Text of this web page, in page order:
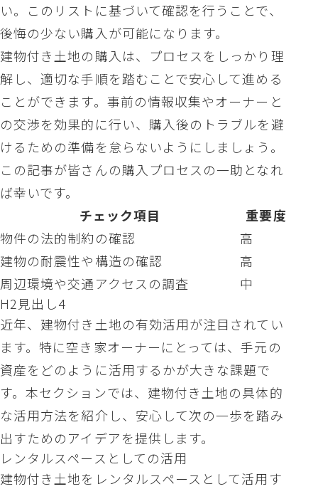
い。このリストに基づいて確認を行うことで、
後悔の少ない購入が可能になります。
建物付き土地の購入は、プロセスをしっかり理
解し、適切な手順を踏むことで安心して進める
ことができます。事前の情報収集やオーナーと
の交渉を効果的に行い、購入後のトラブルを避
けるための準備を怠らないようにしましょう。
この記事が皆さんの購入プロセスの一助となれ
ば幸いです。
チェック項目
重要度
物件の法的制約の確認
高
建物の耐震性や構造の確認
高
周辺環境や交通アクセスの調査
中
H2見出し4
近年、建物付き土地の有効活用が注目されてい
ます。特に空き家オーナーにとっては、手元の
資産をどのように活用するかが大きな課題で
す。本セクションでは、建物付き土地の具体的
な活用方法を紹介し、安心して次の一歩を踏み
出すためのアイデアを提供します。
レンタルスペースとしての活用
建物付き土地をレンタルスペースとして活用す